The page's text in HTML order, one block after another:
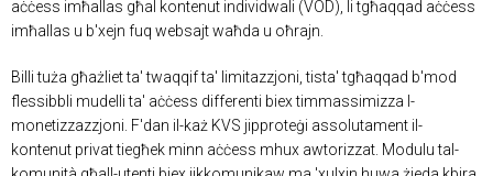
aċċess imħallas għal kontenut individwali (VOD), li tgħaqqad aċċess
imħallas u b'xejn fuq websajt waħda u oħrajn.
Billi tuża għażliet ta' twaqqif ta' limitazzjoni, tista' tgħaqqad b'mod
flessibbli mudelli ta' aċċess differenti biex timmassimizza l-
monetizzazzjoni. F'dan il-każ KVS jipproteġi assolutament il-
kontenut privat tiegħek minn aċċess mhux awtorizzat. Modulu tal-